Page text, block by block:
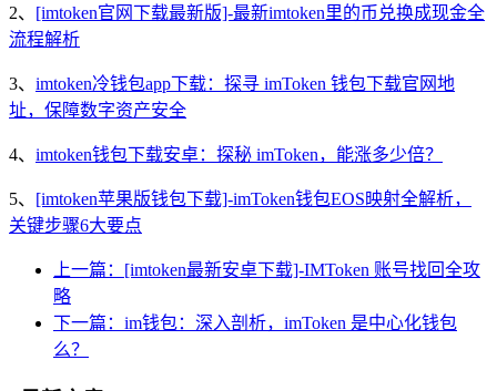
2、 [imtoken官网下载最新版]-最新imtoken里的币兑换成现金全
流程解析
3、 imtoken冷钱包app下载：探寻 imToken 钱包下载官网地
址，保障数字资产安全
4、 imtoken钱包下载安卓：探秘 imToken，能涨多少倍？
5、 [imtoken苹果版钱包下载]-imToken钱包EOS映射全解析，
关键步骤6大要点
上一篇：[imtoken最新安卓下载]-IMToken 账号找回全攻
略
下一篇：im钱包：深入剖析，imToken 是中心化钱包
么？